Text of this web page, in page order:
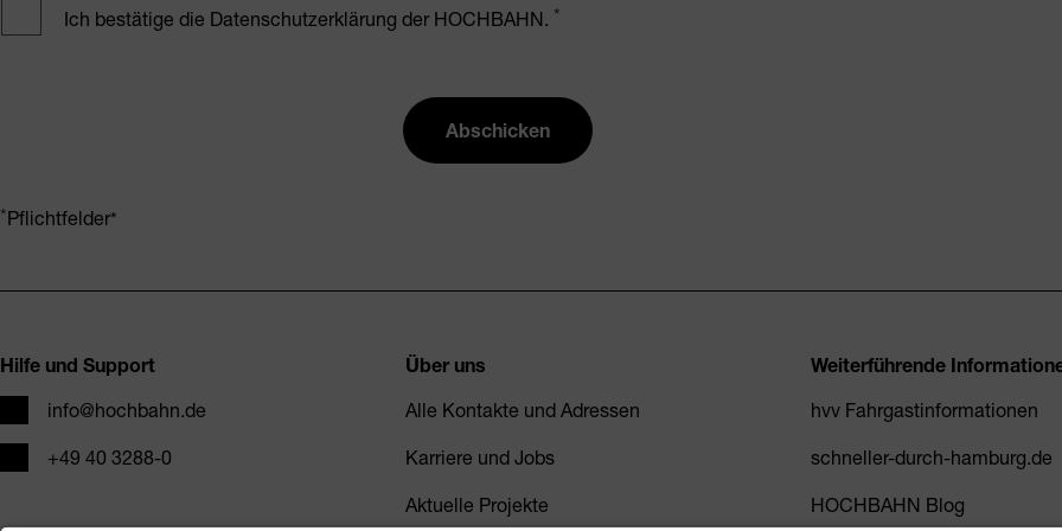
Ich bestätige die Datenschutzerklärung der HOCHBAHN.
Abschicken
Pflichtfelder
Hilfe und Support
E-Mailinfo@hochbahn.de
Telefon+49 40 3288-0
Über uns
Alle Kontakte und Adressen
Karriere und Jobs
Aktuelle Projekte
Weiterführende
hvv Fahrgastinformationen
schneller-durch-hamburg.de
HOCHBAHN Blog